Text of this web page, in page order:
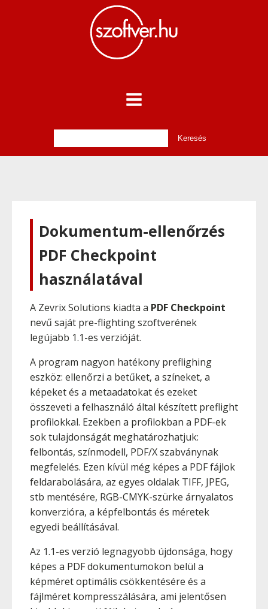
Dokumentum-ellenőrzés
PDF Checkpoint
használatával
­A Zevrix Solutions kiadta a PDF Checkpoint
nevű saját pre-flighting szoftverének
legújabb 1.1-es verzióját.
A program nagyon hatékony preflighing
eszköz: ellenőrzi a betűket, a színeket, a
képeket és a metaadatokat és ezeket
összeveti a felhasználó által készített preflight
profilokkal. Ezekben a profilokban a PDF-ek
sok tulajdonságát meghatározhatjuk:
felbontás, színmodell, PDF/X szabványnak
megfelelés. Ezen kívül még képes a PDF fájlok
feldarabolására, az egyes oldalak TIFF, JPEG,
stb mentésére, RGB-CMYK-szürke árnyalatos
konverzióra, a képfelbontás és méretek
egyedi beállításával.
Az 1.1-es verzió legnagyobb újdonsága, hogy
képes a PDF dokumentumokon belül a
képméret optimális csökkentésére és a
fájlméret kompresszálására, ami jelentősen